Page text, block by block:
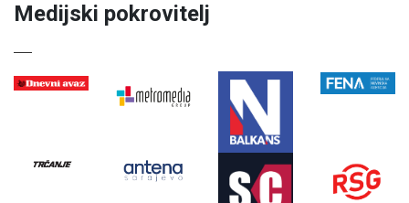
Medijski pokrovitelj